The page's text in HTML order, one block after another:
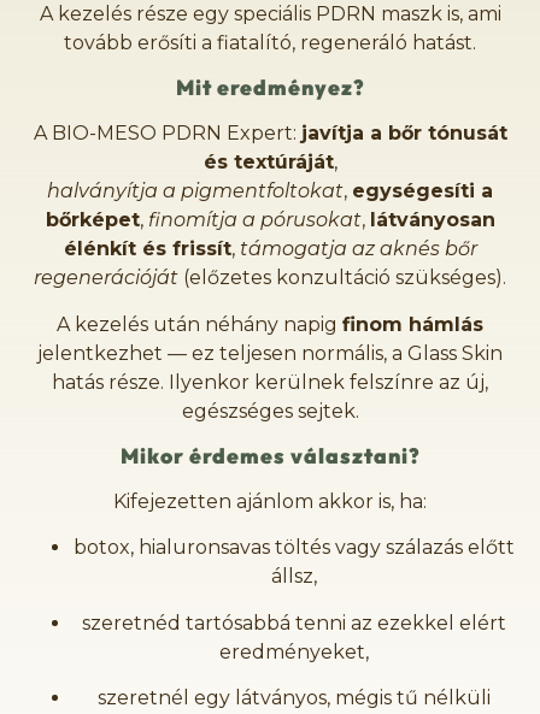
A kezelés része egy speciális PDRN maszk is, ami
tovább erősíti a fiatalító, regeneráló hatást.
Mit eredményez?
A BIO-MESO PDRN Expert: javítja a bőr tónusát
és textúráját,
halványítja a pigmentfoltokat, egységesíti a
bőrképet, finomítja a pórusokat, látványosan
élénkít és frissít, támogatja az aknés bőr
regenerációját (előzetes konzultáció szükséges).
A kezelés után néhány napig finom hámlás
jelentkezhet — ez teljesen normális, a Glass Skin
hatás része. Ilyenkor kerülnek felszínre az új,
egészséges sejtek.
Mikor érdemes választani?
Kifejezetten ajánlom akkor is, ha:
botox, hialuronsavas töltés vagy szálazás előtt
állsz,
szeretnéd tartósabbá tenni az ezekkel elért
eredményeket,
szeretnél egy látványos, mégis tű nélküli